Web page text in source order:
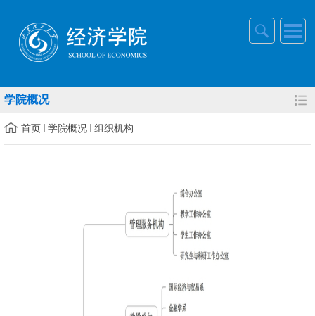
学院概况
首页 学院概况 组织机构